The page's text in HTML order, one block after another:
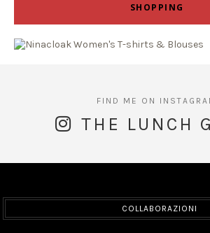
SHOPPING
THE LUNCH
COLLABORAZIONI